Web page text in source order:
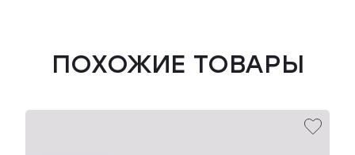
ПОХОЖИЕ ТОВАРЫ